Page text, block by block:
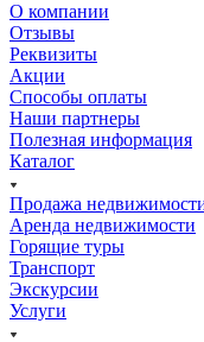
О компании
Отзывы
Реквизиты
Акции
Способы оплаты
Наши партнеры
Полезная информация
Каталог
Продажа
Аренда недвижимости
Горящие туры
Транспорт
Экскурсии
Услуги